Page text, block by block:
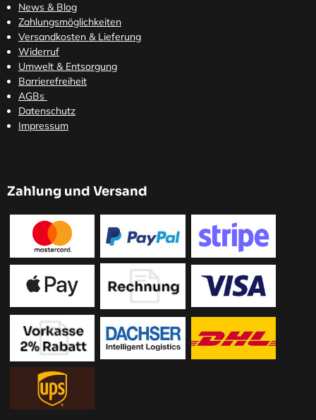
News & Blog
Zahlungsmöglichkeiten
Versandkosten & Lieferung
Widerruf
Umwelt & Entsorgung
Barrierefreiheit
AGBs
Datenschutz
Impressum
Zahlung und Versand